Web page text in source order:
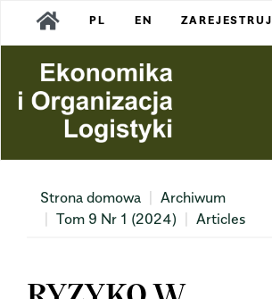
Main
Navigation
Content
Sidebar
PL EN ZAREJESTRUJ
Strona domowa
Archiwum
Tom 9 Nr 1 (2024)
Articles